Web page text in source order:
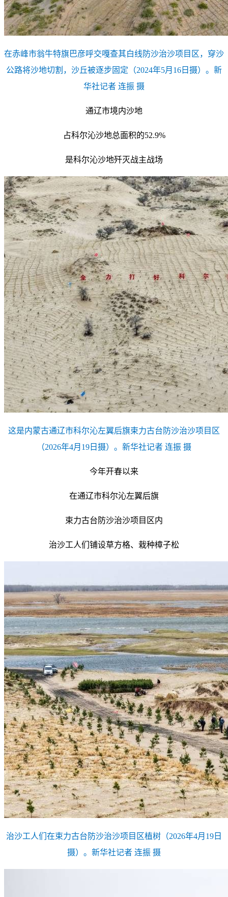
在赤峰市翁牛特旗巴彦呼交嘎查其白线防沙治沙项目区，穿沙
公路将沙地切割，沙丘被逐步固定（2024年5月16日摄）。 新
华社记者 连振 摄
通辽市境内沙地
占科尔沁沙地总面积的52.9%
是科尔沁沙地歼灭战主战场
这是内蒙古通辽市科尔沁左翼后旗束力古台防沙治沙项目区
（2026年4月19日摄）。新华社记者 连振 摄
今年开春以来
在通辽市科尔沁左翼后旗
束力古台防沙治沙项目区内
治沙工人们铺设草方格、栽种樟子松
治沙工人们在束力古台防沙治沙项目区植树（2026年4月19日
摄）。新华社记者 连振 摄